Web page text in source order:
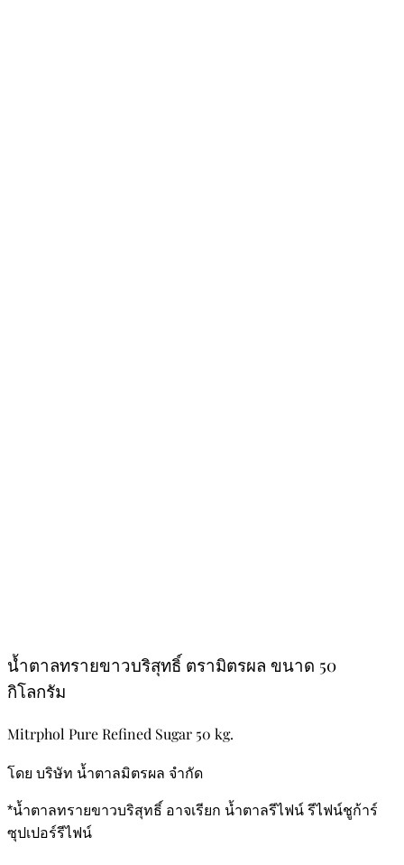
น้ำตาลทรายขาวบริสุทธิ์ ตรามิตรผล ขนาด 50
กิโลกรัม
Mitrphol Pure Refined Sugar 50 kg.
โดย บริษัท น้ำตาลมิตรผล จำกัด
*น้ำตาลทรายขาวบริสุทธิ์ อาจเรียก น้ำตาลรีไฟน์ รีไฟน์ชูก้าร์
ซุปเปอร์รีไฟน์